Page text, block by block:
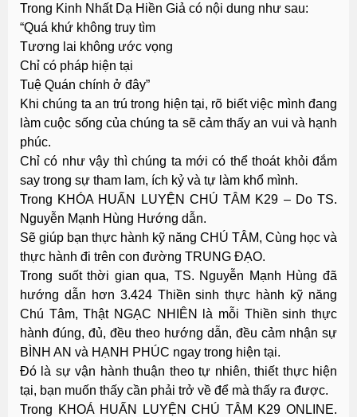
Trong Kinh Nhất Dạ Hiền Giả có nội dung như sau:
“Quá khứ không truy tìm
Tương lai không ước vọng
Chỉ có pháp hiện tại
Tuệ Quán chính ở đây”
Khi chúng ta an trú trong hiện tại, rõ biết việc mình đang
làm cuộc sống của chúng ta sẽ cảm thấy an vui và hạnh
phúc.
Chỉ có như vậy thì chúng ta mới có thể thoát khỏi đắm
say trong sự tham lam, ích kỷ và tự làm khổ mình.
Trong KHÓA HUẤN LUYỆN CHÚ TÂM K29 – Do TS.
Nguyễn Mạnh Hùng Hướng dẫn.
Sẽ giúp bạn thực hành kỹ năng CHÚ TÂM, Cùng học và
thực hành đi trên con đường TRUNG ĐẠO.
Trong suốt thời gian qua, TS. Nguyễn Mạnh Hùng đã
hướng dẫn hơn 3.424 Thiền sinh thực hành kỹ năng
Chú Tâm, Thật NGẠC NHIÊN là mỗi Thiền sinh thực
hành đúng, đủ, đều theo hướng dẫn, đều cảm nhận sự
BÌNH AN và HẠNH PHÚC ngay trong hiện tại.
Đó là sự vận hành thuận theo tự nhiên, thiết thực hiện
tại, bạn muốn thấy cần phải trở về để mà thấy ra được.
Trong KHOÁ HUẤN LUYỆN CHÚ TÂM K29 ONLINE.